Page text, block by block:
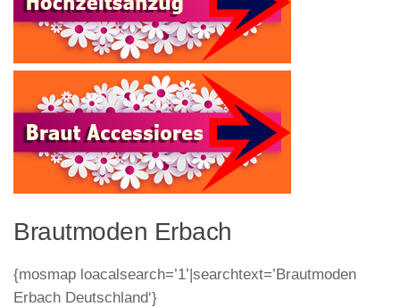
Brautmoden Erbach
{mosmap loacalsearch=’1’|searchtext=’Brautmoden
Erbach Deutschland‘}